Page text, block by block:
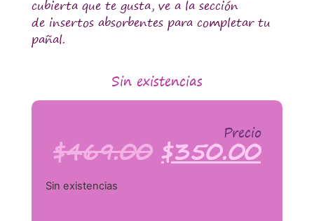
cubierta que te gusta, ve a la sección
de insertos absorbentes para completar tu
pañal.
Sin existencias
Precio
$469.00 $350.00
Sin existencias